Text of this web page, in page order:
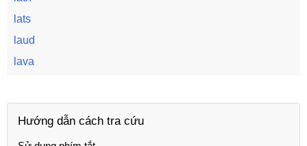
lats
laud
lava
Hướng dẫn cách tra cứu